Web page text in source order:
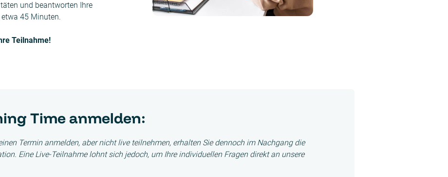
und beantworten Ihre
45 Minuten.
Teilnahme!
Time anmelden:
Termin anmelden, aber nicht live teilnehmen, erhalten Sie dennoch im Nachgang die
Eine Live-Teilnahme lohnt sich jedoch, um Ihre individuellen Fragen direkt an unsere